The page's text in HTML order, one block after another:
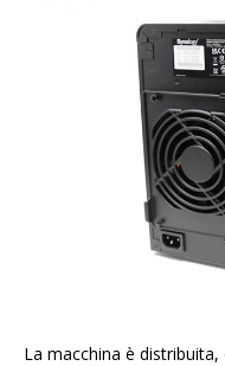
La macchina è distribuita,